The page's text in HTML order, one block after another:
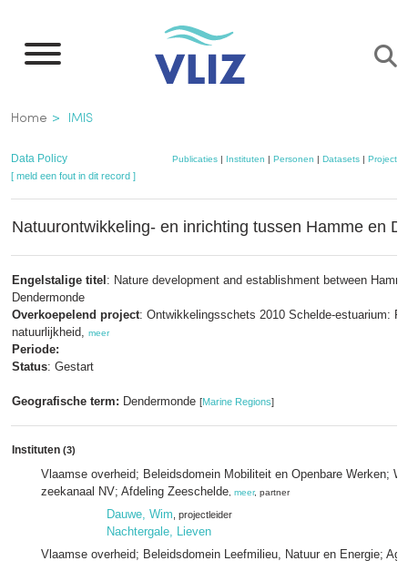
naar
inhoud
gaan
Kruimelpad
Home IMIS
Data Policy Publicaties | Instituten | Personen | Datasets | Projecten
[ meld een fout in dit record ]
Natuurontwikkeling- en inrichting tussen Hamme en
Engelstalige titel : Nature development and establishment between
Dendermonde
Overkoepelend project: Ontwikkelingsschets 2010 Schelde-estuarium:
natuurlijkheid, meer
Periode:
Status: Gestart
Geografische term: Dendermonde [Marine Regions]
Instituten (3)
Vlaamse overheid; Beleidsdomein Mobiliteit en Openbare Werken;
zeekanaal NV; Afdeling Zeeschelde meer, partner
Dauwe, Wim , projectleider
Nachtergale, Lieven
Vlaamse overheid; Beleidsdomein Leefmilieu, Natuur en Energie;